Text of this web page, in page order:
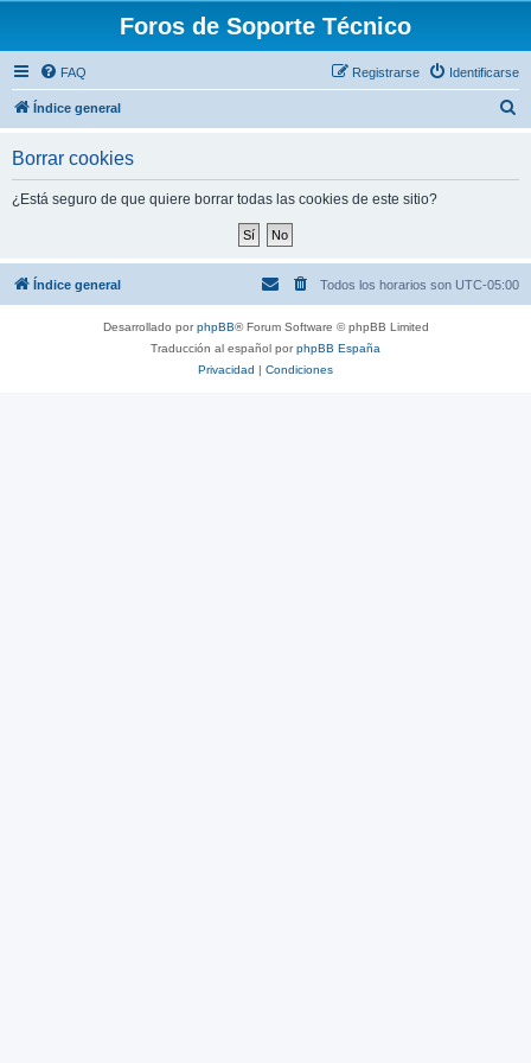
Foros de Soporte Técnico
FAQ Identificarse
Registrarse
Índice general
Borrar cookies
¿Está seguro de que quiere borrar todas las cookies de este sitio?
Índice general Todos los horarios son UTC-05:00
Desarrollado porphpBB® Forum Software © phpBB Limited
Traducción al español porphpBB España
Privacidad | Condiciones